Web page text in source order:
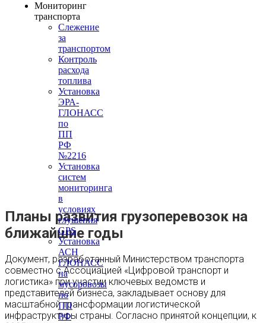
Мониторинг
транспорта
Слежение
за
транспортом
Контроль
расхода
топлива
Установка
ЭРА-
ГЛОНАСС
по
ПП
РФ
№2216
Установка
систем
мониторинга
в
условиях
глушения
GPS
Установка
АСН
ГЛОНАСС
на
мусоровозы
по
ПП
РФ
Планы развития грузоперевозок на
ближайшие годы
Документ, разработанный Министерством транспорта
совместно с Ассоциацией «Цифровой транспорт и
логистика» при участии ключевых ведомств и
представителей бизнеса, закладывает основу для
масштабной трансформации логистической
инфраструктуры страны. Согласно принятой концепции, к